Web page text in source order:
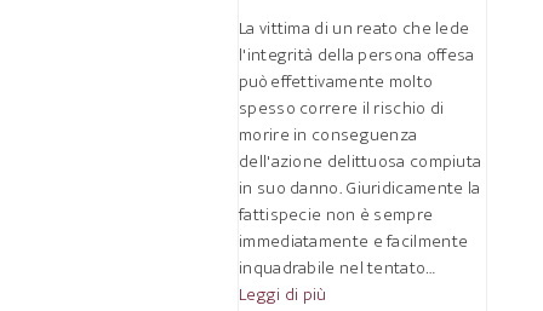
La vittima di un reato che lede
l'integrità della persona offesa
può effettivamente molto
spesso correre il rischio di
morire in conseguenza
dell'azione delittuosa compiuta
in suo danno. Giuridicamente la
fattispecie non è sempre
immediatamente e facilmente
inquadrabile nel tentato…
Leggi di più